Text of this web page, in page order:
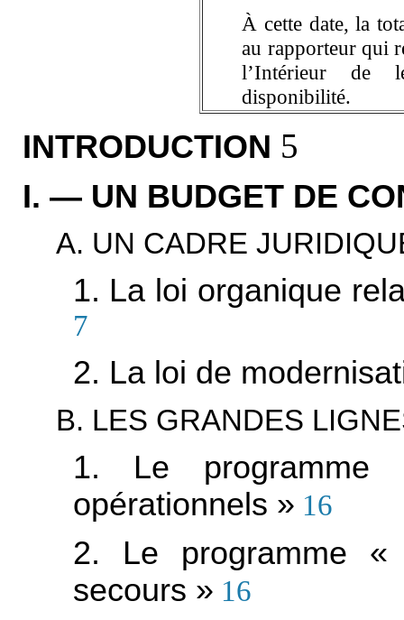
À cette date, la
au rapporteur qui
l’Intérieur de
disponibilité.
INTRODUCTION 5
I. — UN BUDGET DE
A. UN CADRE
1. La loi organique
7
2. La loi de
B. LES GRANDES
1. Le programme
opérationnels » 16
2. Le programme «
secours » 16